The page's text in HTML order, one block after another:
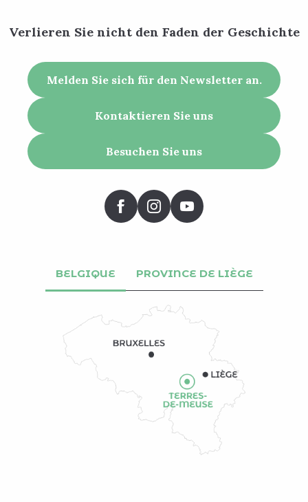
Verlieren Sie nicht den Faden der Geschichte
Melden Sie sich für den Newsletter an.
Kontaktieren Sie uns
Besuchen Sie uns
BELGIQUE PROVINCE DE LIÈGE